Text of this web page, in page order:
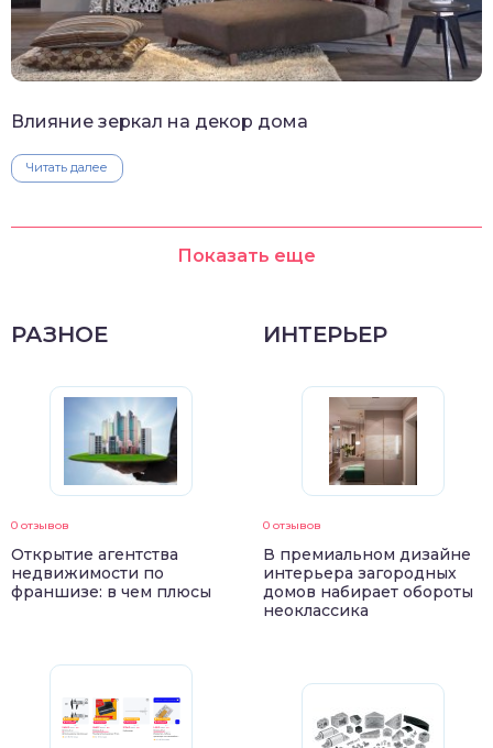
Влияние зеркал на декор дома
Читать далее
Показать еще
РАЗНОЕ
0 отзывов
Открытие агентства
недвижимости по
франшизе: в чем плюсы
ИНТЕРЬЕР
0 отзывов
В премиальном дизайне
интерьера загородных
домов набирает обороты
неоклассика